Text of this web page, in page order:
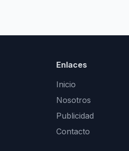
Enlaces
Inicio
Nosotros
Publicidad
Contacto